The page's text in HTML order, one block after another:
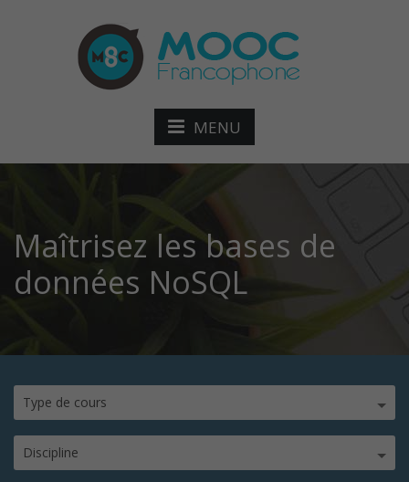
MENU
Maîtrisez les bases de
données NoSQL
Type de cours
Discipline